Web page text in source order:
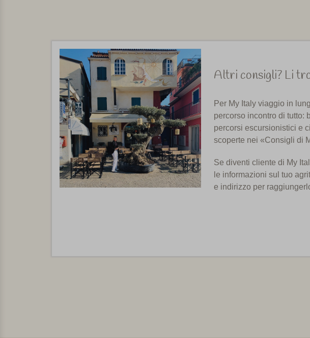
Altri consigli? Li
Per My Italy viaggio in
percorso incontro di tutto:
percorsi escursionistici e
scoperte nei «Consigli di
Se diventi cliente di My
le informazioni sul tuo
e indirizzo per